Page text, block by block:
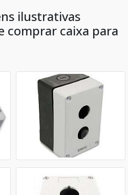
ilustrativas
comprar caixa para